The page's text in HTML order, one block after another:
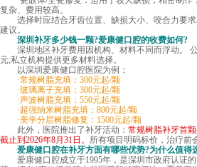
复杂、费用较高。
选择时应结合牙齿位置、缺损大小、咬合力要求
建议。
深圳补牙多少钱一颗?爱康健口腔的收费如何?
深圳地区补牙费用因机构、材料不同而浮动。
元;私立机构提供更多材料选择。
以深圳爱康健口腔医院为例：
·常规树脂充填：300元起/颗
·玻璃离子充填：300元起/颗
·声波树脂充填：550元起/颗
·超强纳米树脂充填：800元起/颗
·美学分层树脂修复：1500元起/颗
此外，医院推出了补牙活动： 常规树脂补牙首
截止到2026年8月31日。 所有项目明码标价，治疗前
爱康健口腔在补牙方面有哪些优势?为什么值得
爱康健口腔成立于1995年，是深圳市政府认证